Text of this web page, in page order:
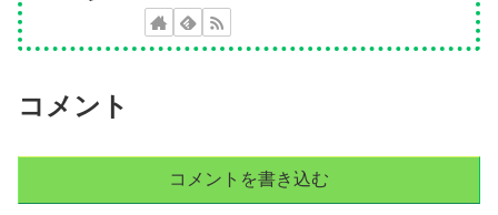
コメント
コメントを書き込む